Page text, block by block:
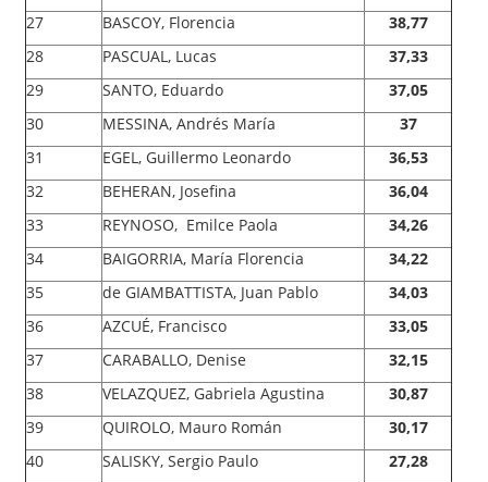
27
BASCOY, Florencia
38,77
28
PASCUAL, Lucas
37,33
29
SANTO, Eduardo
37,05
30
MESSINA, Andrés María
37
31
EGEL, Guillermo Leonardo
36,53
32
BEHERAN, Josefina
36,04
33
REYNOSO, Emilce Paola
34,26
34
BAIGORRIA, María Florencia
34,22
35
de GIAMBATTISTA, Juan Pablo
34,03
36
AZCUÉ, Francisco
33,05
37
CARABALLO, Denise
32,15
38
VELAZQUEZ, Gabriela Agustina
30,87
39
QUIROLO, Mauro Román
30,17
40
SALISKY, Sergio Paulo
27,28